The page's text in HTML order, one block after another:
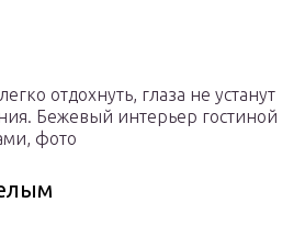
отдохнуть, глаза не устанут
Бежевый интерьер гостиной
фото